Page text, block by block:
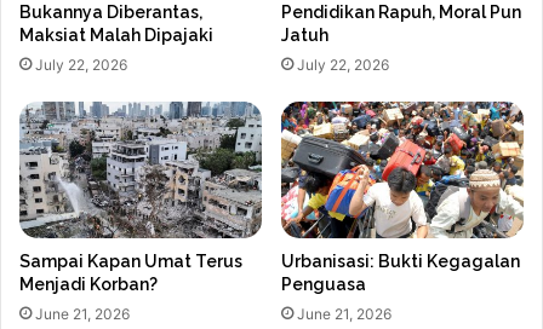
Bukannya Diberantas,
Maksiat Malah Dipajaki
July 22, 2026
Pendidikan Rapuh, Moral Pun
Jatuh
July 22, 2026
Sampai Kapan Umat Terus
Menjadi Korban?
June 21, 2026
Urbanisasi: Bukti Kegagalan
Penguasa
June 21, 2026